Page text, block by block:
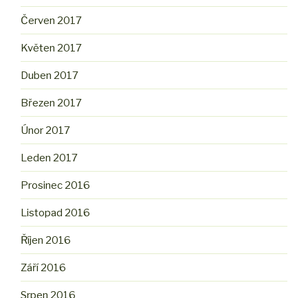
Červen 2017
Květen 2017
Duben 2017
Březen 2017
Únor 2017
Leden 2017
Prosinec 2016
Listopad 2016
Říjen 2016
Září 2016
Srpen 2016